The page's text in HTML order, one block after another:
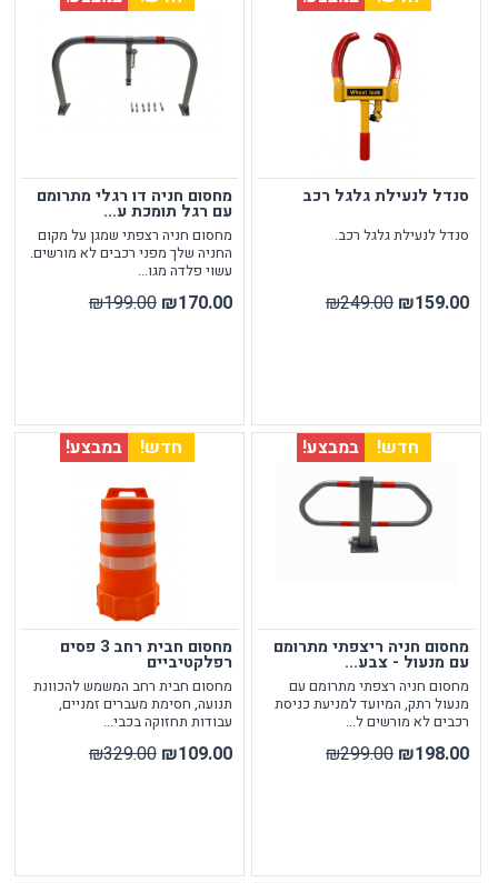
סנדל לנעילת גלגל רכב
סנדל לנעילת גלגל רכב.
₪159.00
₪249.00
מחסום חניה דו רגלי מתרומם
עם רגל תומכת ע...
מחסום חניה רצפתי שמגן על מקום
החניה שלך מפני רכבים לא מורשים.
עשוי פלדה מגו...
₪170.00
₪199.00
חדש! במבצע!
מחסום חניה ריצפתי מתרומם
עם מנעול - צבע...
מחסום חניה רצפתי מתרומם עם
מנעול רתק, המיועד למניעת כניסת
רכבים לא מורשים ל...
₪198.00
₪299.00
חדש! במבצע!
מחסום חבית רחב 3 פסים
רפלקטיביים
מחסום חבית רחב המשמש להכוונת
תנועה, חסימת מעברים זמניים,
עבודות תחזוקה בכבי...
₪109.00
₪329.00